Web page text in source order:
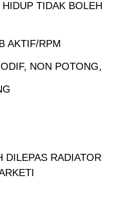
TIDAK BOLEH
AKTIF/RPM
NON POTONG,
DILEPAS RADIATOR